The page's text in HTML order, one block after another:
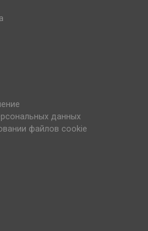
данных
файлов cookie